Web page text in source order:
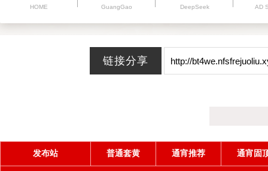
HOME GuangGao DeepSeek AD
发布站 普通套黄 通宵推荐 通宵固